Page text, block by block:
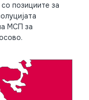
позициите за
МСП за